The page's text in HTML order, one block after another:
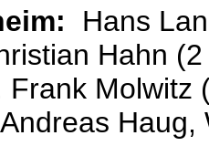
Hans
Hahn
Frank Molwitz